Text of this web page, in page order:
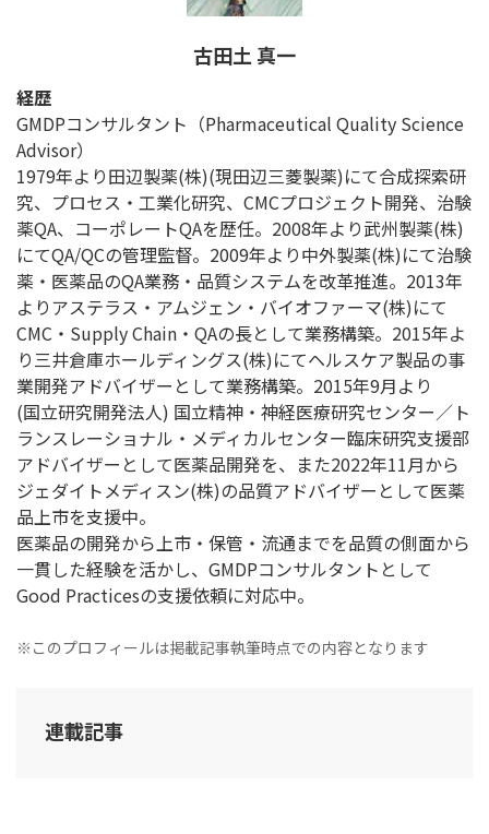
古田土 真一
経歴
GMDPコンサルタント（Pharmaceutical Quality Science
Advisor）
1979年より田辺製薬(株)(現田辺三菱製薬)にて合成探索研
究、プロセス・工業化研究、CMCプロジェクト開発、治験
薬QA、コーポレートQAを歴任。2008年より武州製薬(株)
にてQA/QCの管理監督。2009年より中外製薬(株)にて治験
薬・医薬品のQA業務・品質システムを改革推進。2013年
よりアステラス・アムジェン・バイオファーマ(株)にて
CMC・Supply Chain・QAの長として業務構築。2015年よ
り三井倉庫ホールディングス(株)にてヘルスケア製品の事
業開発アドバイザーとして業務構築。2015年9月より
(国立研究開発法人) 国立精神・神経医療研究センター／ト
ランスレーショナル・メディカルセンター臨床研究支援部
アドバイザーとして医薬品開発を、また2022年11月から
ジェダイトメディスン(株)の品質アドバイザーとして医薬
品上市を支援中。
医薬品の開発から上市・保管・流通までを品質の側面から
一貫した経験を活かし、GMDPコンサルタントとして
Good Practicesの支援依頼に対応中。
※このプロフィールは掲載記事執筆時点での内容となります
連載記事